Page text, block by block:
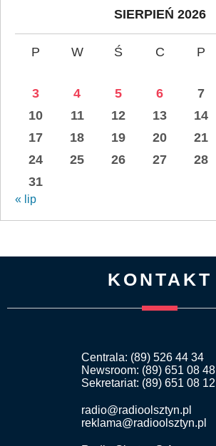
SIERPIEŃ 2026
P W Ś C P
3
4 5 6 7
10
11 12 13 14
17
18 19 20 21
24
25 26 27 28
31
« lip
KONTAKT
Centrala: (89) 526 44 34
Newsroom: (89) 651 08 48
Sekretariat: (89) 651 08 12
radio@radioolsztyn.pl
reklama@radioolsztyn.pl